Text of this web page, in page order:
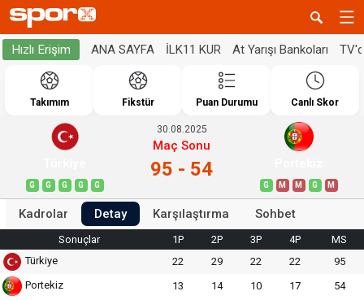
Hızlı Erişim ANA SAYFA İLK11 KUR At Yarışı Bankoları
Takımım Fikstür Puan Durumu Canlı Skor
G G G G G
30.08.2025
Maç Sonu
95 - 54
G M M G M
Kadrolar Detay Karşılaştırma Sohbet
Sonuçlar 1P 2P 3P 4P
MS
Türkiye
22 29 22 22
95
Portekiz
13 14 10 17 54